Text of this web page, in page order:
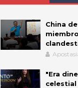
China
"Era